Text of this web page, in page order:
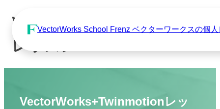
VectorWorks School Frenz ベクターワークスの個
VectorWorks+Twinmotion
レッスン
VectorWorks+Twinmotionレッ